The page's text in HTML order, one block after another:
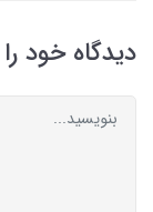
دیدگاه خود